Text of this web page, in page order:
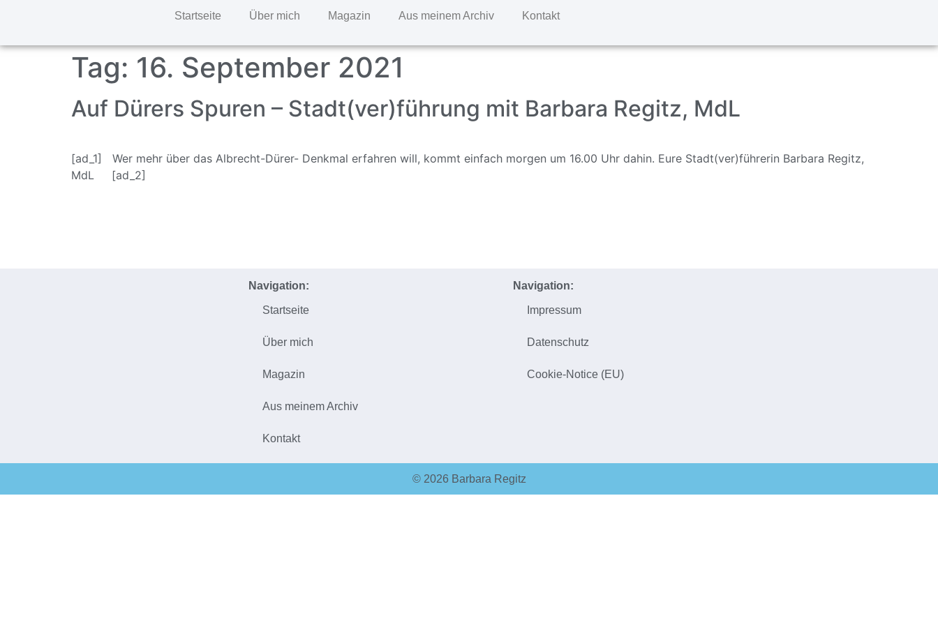
Startseite Über mich Magazin Aus meinem Archiv Kontakt
Tag: 16. September 2021
Auf Dürers Spuren – Stadt(ver)führung mit Barbara Regitz, MdL
[ad_1] Wer mehr über das Albrecht-Dürer- Denkmal erfahren will, kommt einfach morgen um 16.00 Uhr dahin. Eure Stadt(ver)führerin Barbara Regitz,
MdL [ad_2]
Navigation:
Startseite
Über mich
Magazin
Aus meinem Archiv
Kontakt
Navigation:
Impressum
Datenschutz
Cookie-Notice (EU)
© 2026 Barbara Regitz